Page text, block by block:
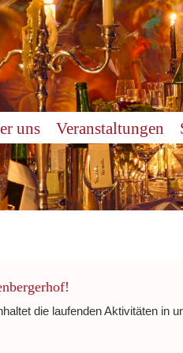
uns Veranstaltungen
die laufenden Aktivitäten in